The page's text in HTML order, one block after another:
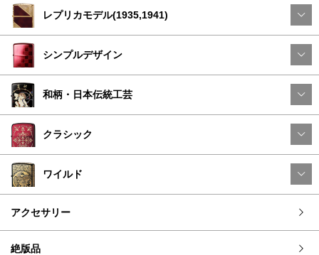
レプリカモデル(1935,1941)
シンプルデザイン
和柄・日本伝統工芸
クラシック
ワイルド
アクセサリー
絶版品